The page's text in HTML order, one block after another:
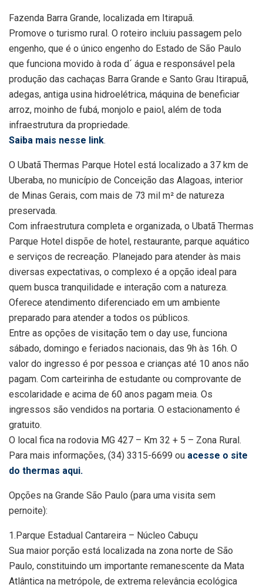
Fazenda Barra Grande, localizada em Itirapuã.
Promove o turismo rural. O roteiro incluiu passagem pelo
engenho, que é o único engenho do Estado de São Paulo
que funciona movido à roda d´ água e responsável pela
produção das cachaças Barra Grande e Santo Grau Itirapuã,
adegas, antiga usina hidroelétrica, máquina de beneficiar
arroz, moinho de fubá, monjolo e paiol, além de toda
infraestrutura da propriedade.
Saiba mais nesse link.
O Ubatã Thermas Parque Hotel está localizado a 37 km de
Uberaba, no município de Conceição das Alagoas, interior
de Minas Gerais, com mais de 73 mil m² de natureza
preservada.
Com infraestrutura completa e organizada, o Ubatã Thermas
Parque Hotel dispõe de hotel, restaurante, parque aquático
e serviços de recreação. Planejado para atender às mais
diversas expectativas, o complexo é a opção ideal para
quem busca tranquilidade e interação com a natureza.
Oferece atendimento diferenciado em um ambiente
preparado para atender a todos os públicos.
Entre as opções de visitação tem o day use, funciona
sábado, domingo e feriados nacionais, das 9h às 16h. O
valor do ingresso é por pessoa e crianças até 10 anos não
pagam. Com carteirinha de estudante ou comprovante de
escolaridade e acima de 60 anos pagam meia. Os
ingressos são vendidos na portaria. O estacionamento é
gratuito.
O local fica na rodovia MG 427 – Km 32 + 5 – Zona Rural.
Para mais informações, (34) 3315-6699 ou acesse o site
do thermas aqui.
Opções na Grande São Paulo (para uma visita sem
pernoite):
1.Parque Estadual Cantareira – Núcleo Cabuçu
Sua maior porção está localizada na zona norte de São
Paulo, constituindo um importante remanescente da Mata
Atlântica na metrópole, de extrema relevância ecológica